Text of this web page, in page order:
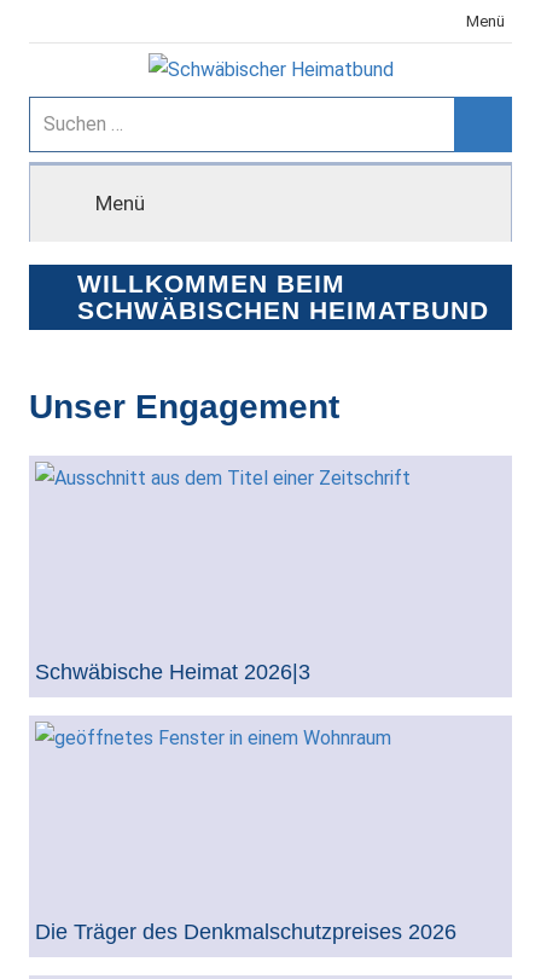
Inhalt
Menü
Schwäbischer
Heimatbund
Suchen
nach:
Menü
WILLKOMMEN BEIM
SCHWÄBISCHEN HEIMATBUND
Unser Engagement
Schwäbische Heimat 2026|3
Die Träger des Denkmalschutzpreises 2026